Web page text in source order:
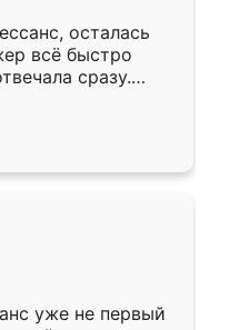
осталась
всё быстро
сразу.
подошёл к
Собрали
аккуратно, даже
уже не первый